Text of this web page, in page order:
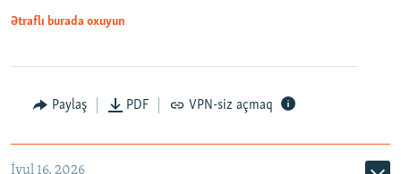
Ətraflı burada oxuyun
Paylaş PDF VPN-siz açmaq
İyul 16, 2026